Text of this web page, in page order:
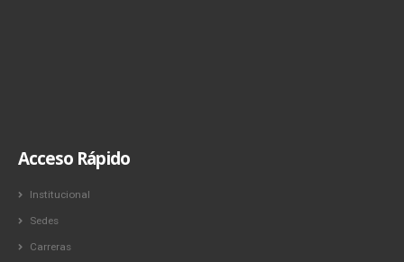
Acceso Rápido
Institucional
Sedes
Carreras